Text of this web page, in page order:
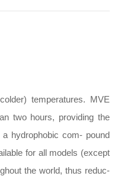
temperatures. MVE
two hours, providing the
hydrophobic com- pound
for all models (except
the world, thus reduc-